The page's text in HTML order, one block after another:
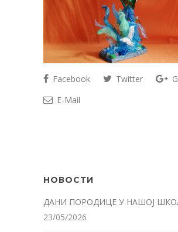
Facebook Twitter
E-Mail
НОВОСТИ
ДАНИ ПОРОДИЦЕ У НАШОЈ
23/05/2026